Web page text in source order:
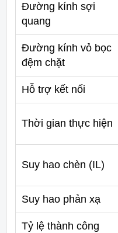
Đường kính sợi
quang
Đường kính vỏ bọc
đệm chặt
Hỗ trợ kết nối
Thời gian thực hiện
Suy hao chèn (IL)
Suy hao phản xạ
Tỷ lệ thành công